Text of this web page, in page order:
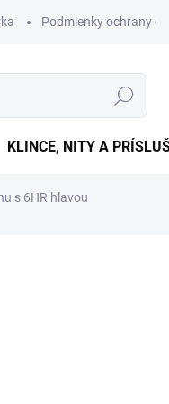
Podmienky ochrany
Hľadať
KLINCE, NITY A
s 6HR hlavou